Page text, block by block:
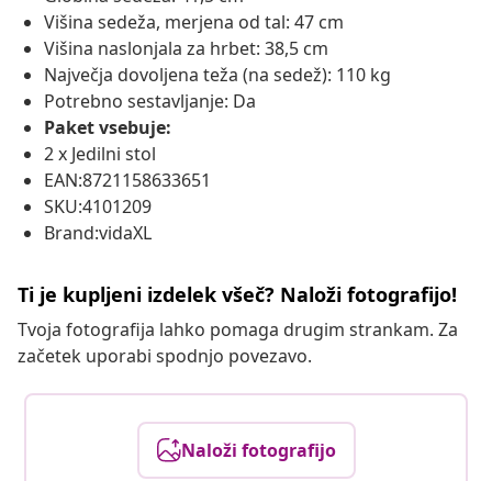
Višina sedeža, merjena od tal: 47 cm
Višina naslonjala za hrbet: 38,5 cm
Največja dovoljena teža (na sedež): 110 kg
Potrebno sestavljanje: Da
Paket vsebuje:
2 x Jedilni stol
EAN:8721158633651
SKU:4101209
Brand:vidaXL
Ti je kupljeni izdelek všeč? Naloži fotografijo!
Tvoja fotografija lahko pomaga drugim strankam. Za
začetek uporabi spodnjo povezavo.
Naloži fotografijo